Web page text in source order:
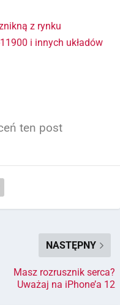
z rynku
i innych układów
ten post
NASTĘPNY
Masz rozrusznik serca?
Uważaj na iPhone’a 12